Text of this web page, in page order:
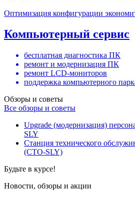
Оптимизация конфигурации
Компьютерный сервис
бесплатная диагностика ПК
ремонт и модернизация ПК
ремонт LCD-мониторов
поддержка компьютерного
Обзоры и советы
Все обзоры и советы
Upgrade (модернизация)
SLY
Станция технического
(СТО-SLY)
Будьте в курсе!
Новости, обзоры и акции